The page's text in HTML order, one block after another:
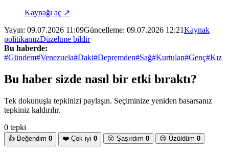
Kaynağı aç ↗
Yayın: 09.07.2026 11:09Güncelleme: 09.07.2026 12:21Kaynak
politikamızDüzeltme bildir
Bu haberde:
#Gündem#Venezuela#Daki#Depremden#Sağ#Kurtulan#Genç#Kız
Bu haber sizde nasıl bir etki bıraktı?
Tek dokunuşla tepkinizi paylaşın. Seçiminize yeniden basarsanız
tepkiniz kaldırılır.
0 tepki
👍 Beğendim 0 ❤️ Çok iyi 0 😮 Şaşırdım 0 😢 Üzüldüm 0